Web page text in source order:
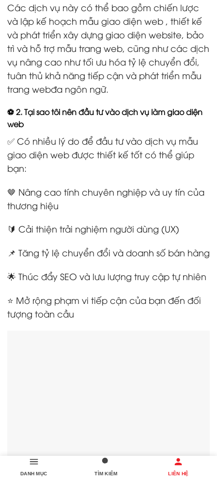
Các dịch vụ này có thể bao gồm chiến lược
và lập kế hoạch mẫu giao diện web , thiết kế
và phát triển xây dựng giao diện website, bảo
trì và hỗ trợ mẫu trang web, cũng như các dịch
vụ nâng cao như tối ưu hóa tỷ lệ chuyển đổi,
tuân thủ khả năng tiếp cận và phát triển mẫu
trang webđa ngôn ngữ.
⚽ 2. Tại sao tôi nên đầu tư vào dịch vụ làm giao diện
web
✅ Có nhiều lý do để đầu tư vào dịch vụ mẫu
giao diện web được thiết kế tốt có thể giúp
bạn:
🤎 Nâng cao tính chuyên nghiệp và uy tín của
thương hiệu
🔰 Cải thiện trải nghiệm người dùng (UX)
📌 Tăng tỷ lệ chuyển đổi và doanh số bán hàng
🌟 Thúc đẩy SEO và lưu lượng truy cập tự nhiên
⭐ Mở rộng phạm vi tiếp cận của bạn đến đối
tượng toàn cầu
DANH MỤC TÌM KIẾM LIÊN HỆ